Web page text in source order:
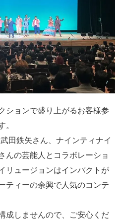
ションで盛り上がるお客様参
。
田鉄矢さん、ナインティナイ
んの芸能人とコラボレーショ
リュージョンはインパクトが
ティーの余興で人気のコンテ
成しませんので、ご安心くだ